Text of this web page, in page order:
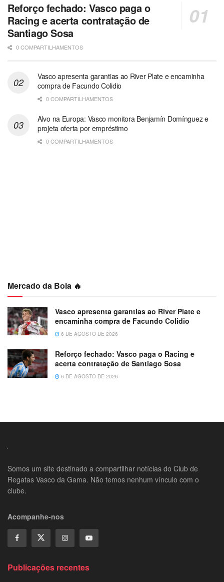
Reforço fechado: Vasco paga o
Racing e acerta contratação de
Santiago Sosa
0 COMPARTILHAMENTOS
Vasco apresenta garantias ao River Plate e encaminha
compra de Facundo Colidio
0 COMPARTILHAMENTOS
Alvo na Europa: Vasco monitora Benjamín Domínguez e
projeta oferta por empréstimo
0 COMPARTILHAMENTOS
Mercado da Bola 🔥
Vasco apresenta garantias ao River Plate e
encaminha compra de Facundo Colidio
6 DE AGOSTO DE 2026
Reforço fechado: Vasco paga o Racing e
acerta contratação de Santiago Sosa
6 DE AGOSTO DE 2026
Somos um site destinado a compartilhar notícias do Club de
Regatas Vasco da Gama. Não temos nenhum vínculo com o
clube.
Acompanhe-nos
Publicações recentes